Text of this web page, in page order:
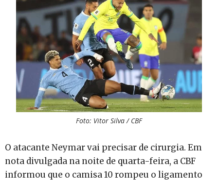
Foto: Vitor Silva / CBF
O atacante Neymar vai precisar de cirurgia. Em
nota divulgada na noite de quarta-feira, a CBF
informou que o camisa 10 rompeu o ligamento